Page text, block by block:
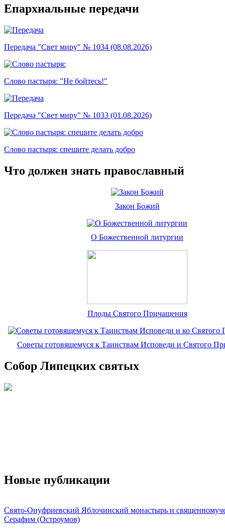
Епархиальные передачи
Передача "Свет миру" № 1034 (08.08.2026)
Слово пастыря: "Не бойтесь!"
Передача "Свет миру" № 1033 (01.08.2026)
Слово пастыря: спешите делать добро
Что должен знать православный
Закон Божий
О Божественной литургии
Плоды Святого Причащения
Советы готовящемуся к Таинствам Исповеди и Святого
Собор Липецких святых
Новые публикации
Свято-Онуфриевский Яблочинский монастырь и
Серафим (Остроумов)